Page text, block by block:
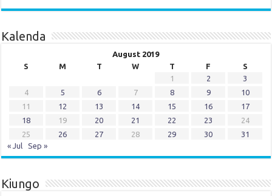
Kalenda
August 2019
S
M T W T F
S
1
2
3
4
5 6 7 8 9
10
11
12 13 14 15 16
17
18
19 20 21 22 23
24
25
26 27 28 29 30
31
« Jul
Sep »
Kiungo